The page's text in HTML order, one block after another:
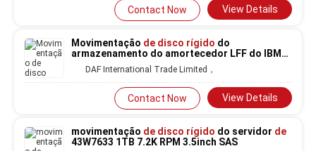
Contact Now View Details
Movimentação de disco rígido do
armazenamento do amortecedor LFF do IBM
HDD 512E 128MB de 00FJ038 SAS 12GBPS
DAF International Trade Limited，
Contact Now View Details
movimentação de disco rígido do servidor de
43W7633 1TB 7.2K RPM 3.5inch SAS